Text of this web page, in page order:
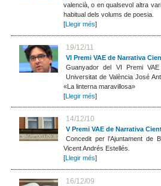
valencià, o en qualsevol altra
habitual dels volums de poesia.
[Llegir més]
19/12/11
VI Premi VAE de Narrativa
Guanyador del VI Premi
Universitat de València José
«La linterna maravillosa»
[Llegir més]
14/12/10
V Premi VAE de Narrativa
Concedit per l’Ajuntament de
Vicent Andrés Estellés.
[Llegir més]
16/12/09